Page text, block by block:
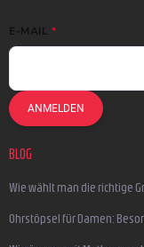
E-MAIL
ANMELDEN
BLOG
Wie wählt man die richtige
Ohrstöpsel für Damen: